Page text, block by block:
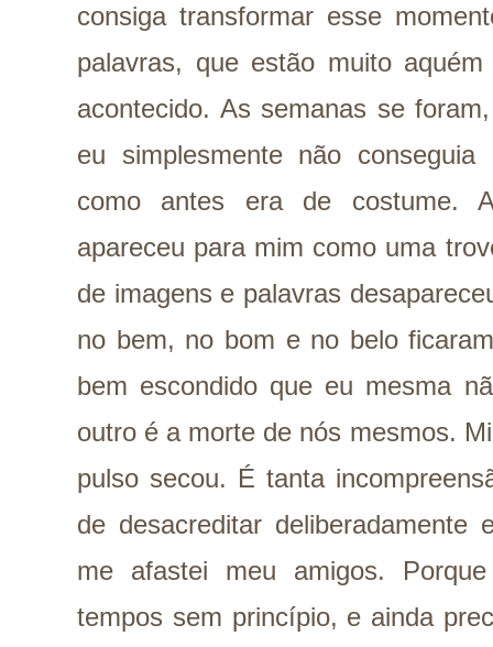
consiga transformar esse
palavras, que estão muito
acontecido. As semanas se
eu simplesmente não
como antes era de costume.
apareceu para mim como uma
de imagens e palavras
no bem, no bom e no belo
bem escondido que eu mesma
outro é a morte de nós mesmos.
pulso secou. É tanta
de desacreditar
me afastei meu amigos.
tempos sem princípio, e ainda